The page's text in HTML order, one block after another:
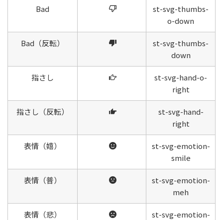
Bad
st-svg-thumbs-
o-down
Bad（反転）
st-svg-thumbs-
down
指さし
st-svg-hand-o-
right
指さし（反転）
st-svg-hand-
right
表情（嬉）
st-svg-emotion-
smile
表情（普）
st-svg-emotion-
meh
表情（悲）
st-svg-emotion-